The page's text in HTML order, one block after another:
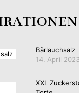
Bärlauchsalz
14. April 2023
XXL